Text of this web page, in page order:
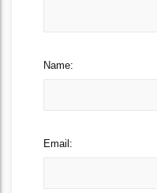
Name:
Email: